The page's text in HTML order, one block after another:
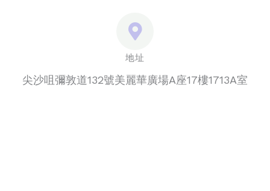
地址
尖沙咀彌敦道132號美麗華廣場A座17樓1713A室